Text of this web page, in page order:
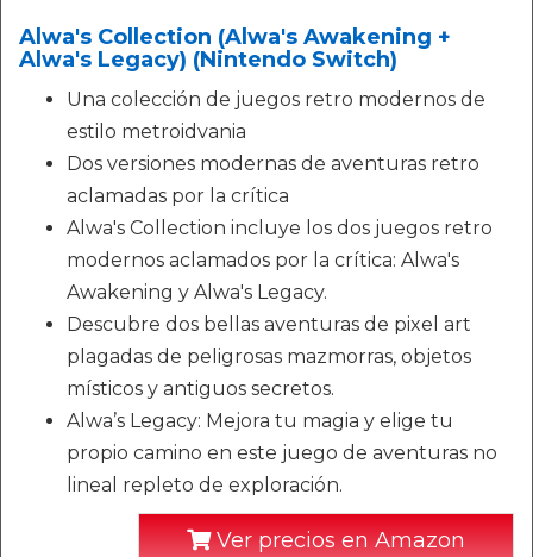
Alwa's Collection (Alwa's Awakening +
Alwa's Legacy) (Nintendo Switch)
Una colección de juegos retro modernos de
estilo metroidvania
Dos versiones modernas de aventuras retro
aclamadas por la crítica
Alwa's Collection incluye los dos juegos retro
modernos aclamados por la crítica: Alwa's
Awakening y Alwa's Legacy.
Descubre dos bellas aventuras de pixel art
plagadas de peligrosas mazmorras, objetos
místicos y antiguos secretos.
Alwa’s Legacy: Mejora tu magia y elige tu
propio camino en este juego de aventuras no
lineal repleto de exploración.
Ver precios en Amazon